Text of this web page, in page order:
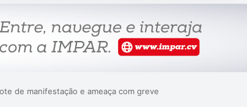
de manifestação e ameaça com greve